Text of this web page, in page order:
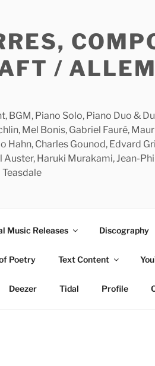
/
Piano Solo, Piano Duo &
Mel Bonis, Gabriel Fauré,
Hahn, Charles Gounod, Edvard
Haruki Murakami, Jean-
Music Releases Discography
Poetry Text Content
Deezer Tidal Profile